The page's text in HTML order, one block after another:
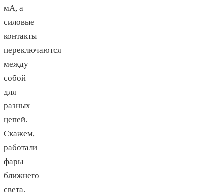
мА, а
силовые
контакты
переключаются
между
собой
для
разных
цепей.
Скажем,
работали
фары
ближнего
света,